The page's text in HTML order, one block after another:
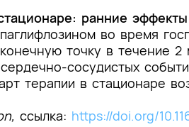
ранние
во время
точку в течение 2
сосудистых
терапии в стационаре
ссылка: https://doi.org/